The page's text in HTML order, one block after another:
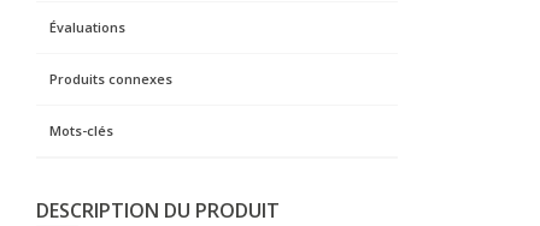
Évaluations
Produits connexes
Mots-clés
DESCRIPTION DU PRODUIT